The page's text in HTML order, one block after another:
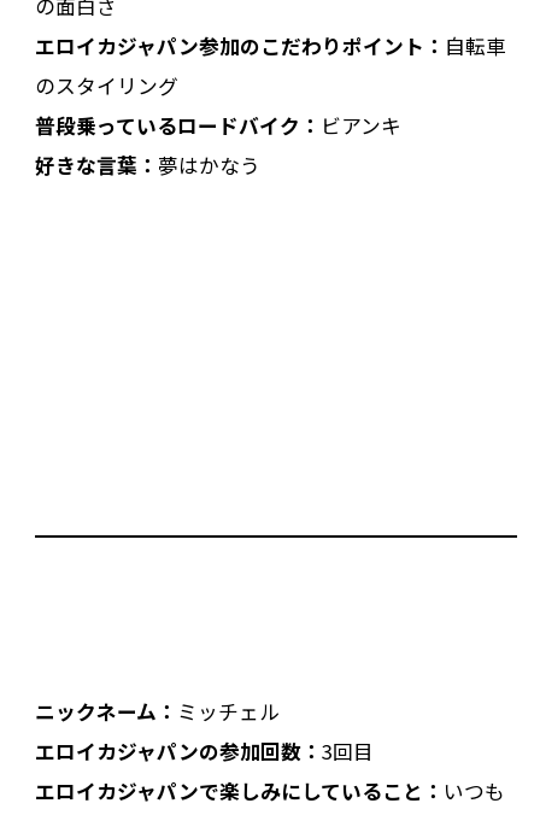
エロイカジャパン参加のこだわりポイント： 自転車
のスタイリング
普段乗っているロードバイク： ビアンキ
好きな言葉： 夢はかなう
ニックネーム： ミッチェル
エロイカジャパンの参加回数： 3回目
エロイカジャパンで楽しみにしていること： いつも